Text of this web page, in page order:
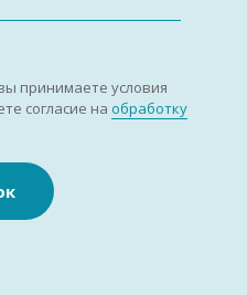
принимаете условия
согласие на обработку